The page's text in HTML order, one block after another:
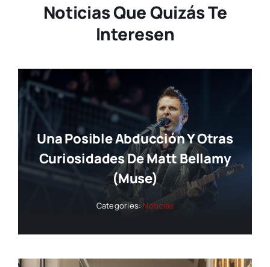
Noticias Que Quizás Te
Interesen
Una Posible Abducción Y Otras
Curiosidades De Matt Bellamy
(Muse)
Categories: Noticias